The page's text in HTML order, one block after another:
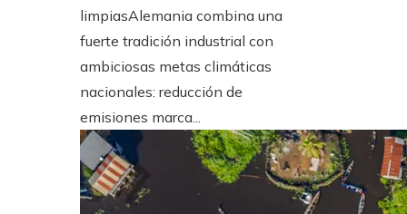
limpiasAlemania combina una
fuerte tradición industrial con
ambiciosas metas climáticas
nacionales: reducción de
emisiones marca...